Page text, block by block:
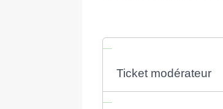
Ticket modérateur